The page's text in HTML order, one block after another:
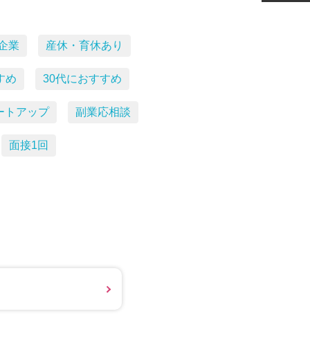
業 産休・育休あり
め 30代におすすめ
トアップ 副業応相談
面接1回